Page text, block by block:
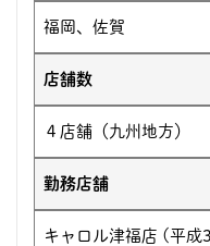
福岡、佐賀
店舗数
４店舗（九州地方）
勤務店舗
キャロル津福店 (平